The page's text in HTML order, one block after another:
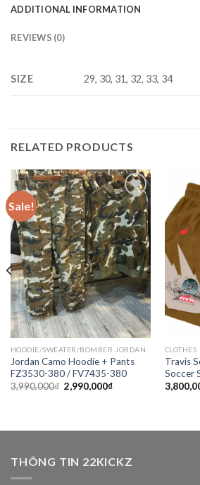
ADDITIONAL INFORMATION
REVIEWS (0)
SIZE 29, 30, 31, 32, 33, 34
RELATED PRODUCTS
Sale!
Add to
wishlist
HOODIE/SWEATER/BOMBER JORDAN
Jordan Camo Hoodie + Pants
FZ3530-380 / FV7435-380
3,990,000₫ 2,990,000₫
CLOTHES
Travis
Soccer
THÔNG TIN 22KICKZ